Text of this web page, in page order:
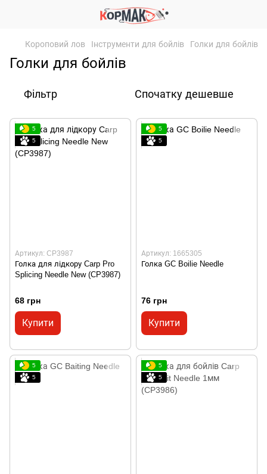
Короповий лов Інструменти для бойлів Голки для бойлів
Голки для бойлів
Фільтр Спочатку дешевше
5
5
Артикул: CP3987
Голка для лідкору Carp Pro
Splicing Needle New (CP3987)
68 грн
Купити
5
5
Артикул: 1665305
Голка GC Boilie Needle
76 грн
Купити
5
5
5
5